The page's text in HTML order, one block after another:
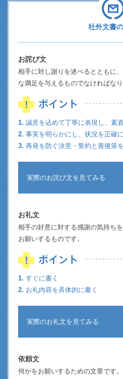
社外文書
お詫び文
相手に対し謝りを述べるとともに
な満足を与えるものでなければなり
1. 誠意を込めて丁寧に表現し、素
2. 事実を明らかにし、状況を正確
3. 再発を防ぐ決意・誓約と善後策
実際のお詫び文を見てみる
お礼文
相手の好意に対する感謝の気持ち
お願いするものです。
1. すぐに書く
2. お礼内容を具体的に書く
実際のお礼文を見てみる
依頼文
何かをお願いするための文章です